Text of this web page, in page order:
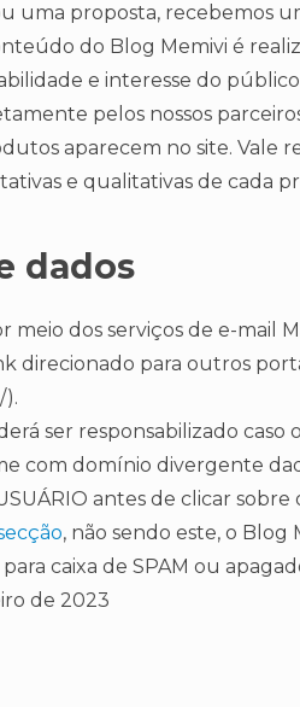
uma proposta, recebemos
do Blog Memivi é
e interesse do
pelos nossos
aparecem no site. Vale
e qualitativas de cada
dados
meio dos serviços de e-mail
direcionado para outros
).
ser responsabilizado
com domínio divergente
antes de clicar
, não sendo este, o
caixa de SPAM ou
de 2023